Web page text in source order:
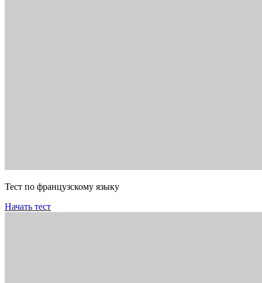
Тест по французскому языку
Начать тест